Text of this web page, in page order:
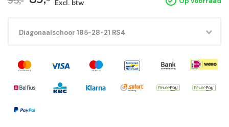
Excl. btw
Diagonaalschoor 185-28-21 RS4